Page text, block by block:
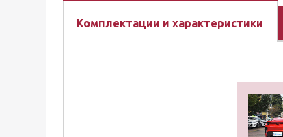
Комплектации и характеристики